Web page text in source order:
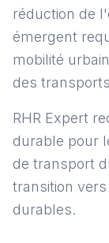
réduction de
émergent
mobilité
des
RHR Expert
durable pour
de transport
transition
durables.